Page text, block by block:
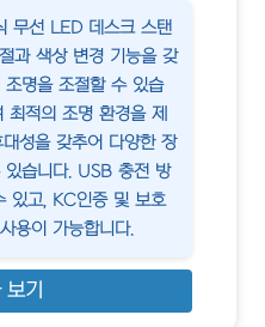
무선 LED 데스크 스탠
과 색상 변경 기능을 갖
명을 조절할 수 있습
최적의 조명 환경을 제
성을 갖추어 다양한 장
습니다. USB 충전 방
있고, KC인증 및 보호
용이 가능합니다.
기